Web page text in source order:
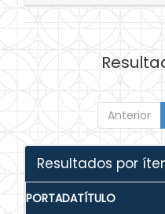
Anterior
Resultados por
PORTADATÍTULO